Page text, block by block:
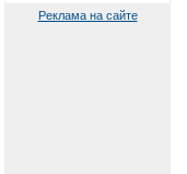
Реклама на сайте